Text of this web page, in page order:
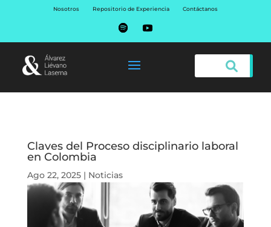
Nosotros Repositorio de Experiencia Contáctanos
Claves del Proceso disciplinario laboral
en Colombia
Ago 22, 2025| Noticias